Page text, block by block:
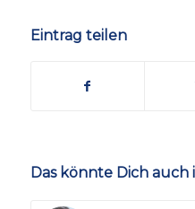
Eintrag teilen
Das könnte Dich auch